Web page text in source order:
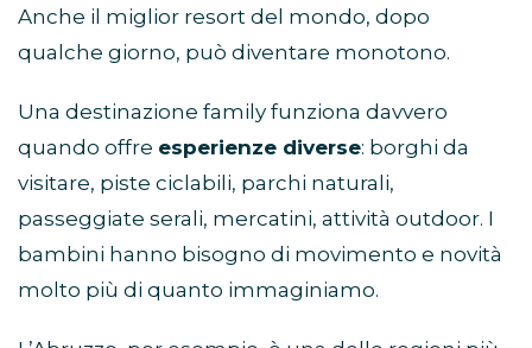
Anche il miglior resort del mondo, dopo
qualche giorno, può diventare monotono.
Una destinazione family funziona davvero
quando offre esperienze diverse: borghi da
visitare, piste ciclabili, parchi naturali,
passeggiate serali, mercatini, attività outdoor. I
bambini hanno bisogno di movimento e novità
molto più di quanto immaginiamo.